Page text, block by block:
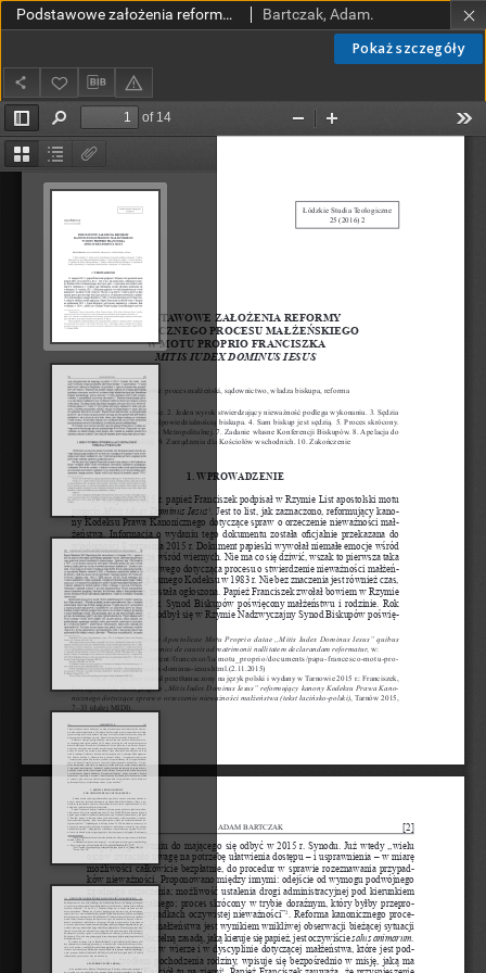
Pokaż szczegóły
Podstawowe założenia reformy kanonicznego procesu małżeńskiego w motu proprio Franciszka „Mitis Iudex Dominus Iesus” Bartczak, Adam.